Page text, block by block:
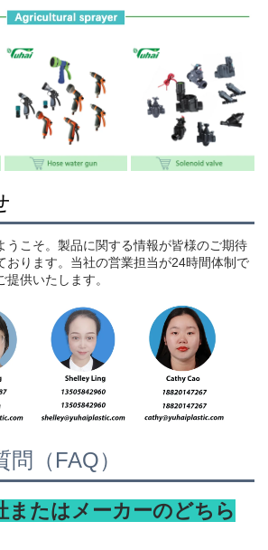
うこそ。製品に関する情報が皆様のご期待
おります。当社の営業担当が24時間体制で
提供いたします。
（FAQ）
またはメーカーのどちら